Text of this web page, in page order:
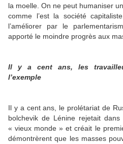
la moelle. On ne peut humaniser
comme l’est la société
l’améliorer par le
apporté le moindre progrès aux
Il y a cent ans, les
l’exemple
Il y a cent ans, le prolétariat de
bolchevik de Lénine rejetait
« vieux monde » et créait le
démontrèrent que les masses